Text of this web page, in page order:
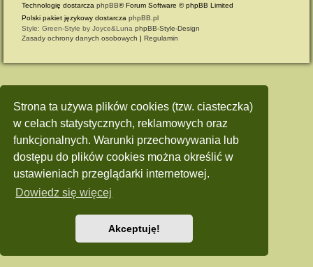
Strona ta używa plików cookies (tzw. ciasteczka)
w celach statystycznych, reklamowych oraz
funkcjonalnych. Warunki przechowywania lub
dostępu do plików cookies można określić w
ustawieniach przeglądarki internetowej.
Dowiedz się więcej
Akceptuję!
Technologię dostarcza phpBB® Forum Software © phpBB Limited
Polski pakiet językowy dostarcza phpBB.pl
Style: Green-Style by Joyce&Luna phpBB-Style-Design
Zasady ochrony danych osobowych | Regulamin